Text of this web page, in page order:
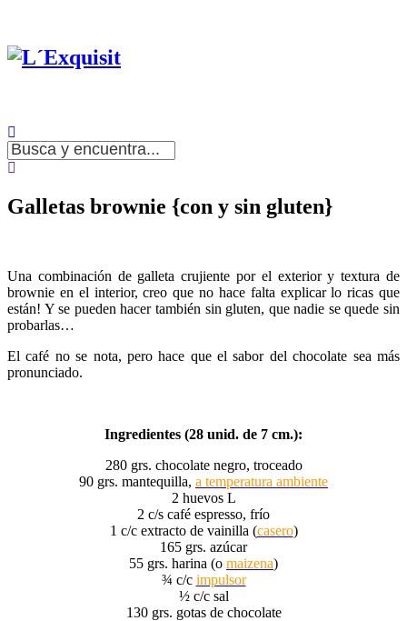
Galletas brownie {con y sin gluten}
Una combinación de galleta crujiente por el exterior y textura de
brownie en el interior, creo que no hace falta explicar lo ricas que
están! Y se pueden hacer también sin gluten, que nadie se quede sin
probarlas…
El café no se nota, pero hace que el sabor del chocolate sea más
pronunciado.
Ingredientes (28 unid. de 7 cm.):
280 grs. chocolate negro, troceado
90 grs. mantequilla, a temperatura ambiente
2 huevos L
2 c/s café espresso, frío
1 c/c extracto de vainilla (casero)
165 grs. azúcar
55 grs. harina (o maizena)
¾ c/c impulsor
½ c/c sal
130 grs. gotas de chocolate